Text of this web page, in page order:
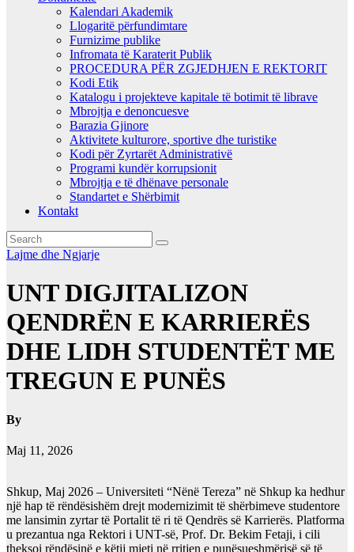
Kalendari Akademik
Llogaritë përfundimtare
Furnizime publike
Infromata të Karaterit Publik
PROCEDURA PËR ZGJEDHJEN E REKTORIT
Kodi Etik
Katalogu i projekteve kapitale të botimit të librave
Mbrojtja e denoncuesve
Barazia Gjinore
Aktivitete kulturore, sportive dhe turistike
Kodi për Zyrtarët Administrativë
Programi kundër korrupsionit
Mbrojtja e të dhënave personale
Standartet e Shërbimit
Kontakt
Lajme dhe Ngjarje
UNT DIGJITALIZON
QENDRËN E KARRIERËS
DHE LIDH STUDENTËT ME
TREGUN E PUNËS
By
Maj 11, 2026
Shkup, Maj 2026 – Universiteti “Nënë Tereza” në Shkup ka hedhur
një hap të rëndësishëm drejt modernizimit të shërbimeve studentore
me lansimin zyrtar të Portalit të ri të Qendrës së Karrierës. Platforma
u prezantua nga Rektori i UNT-së, Prof. Dr. Bekim Fetaji, i cili
theksoi rëndësinë e këtij mjeti në rritjen e punësueshmërisë së të